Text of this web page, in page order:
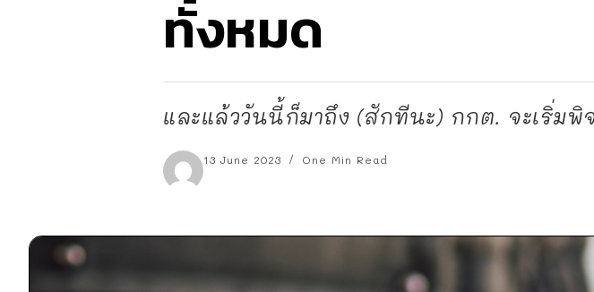
ทั้งหมด
และแล้ววันนี้ก็มาถึง (สักทีนะ) กกต. จะเริ่ม
13 June 2023 One Min Read